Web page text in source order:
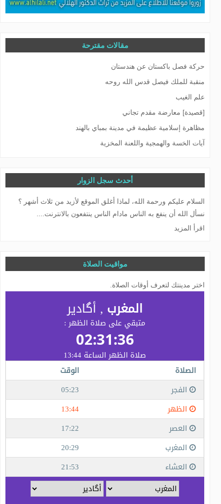
مقالات مقترحة
حركة فصل باكستان عن هندستان
منقبة للملك فيصل قدس الله روحه
علم الغيب
[قصيدة] معارضة مقدم تجاني
مظاهرة إسلامية عظيمة في مدينة بمباي بالهند
آيات الخسة والهمجية واللعنة المخزية
أحدث سجل الزوار
السلام عليكم ورحمة الله، لماذا أغلق الموقع لأزيد من ثلاث أشهر ؟
نسأل الله أن ينفع به الناس مادام الناس ينتفعون بالانترنت....
اقرأ المزيد
مواقيت الصلاة
اختر مدينتك لتعرف أوقات الصلاة.